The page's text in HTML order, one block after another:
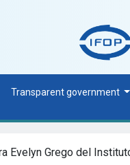
Transparent government
Evelyn Grego del